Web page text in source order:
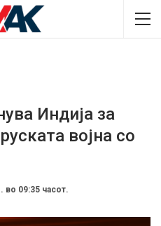
Индија за
војна со
во 09:35 часот.